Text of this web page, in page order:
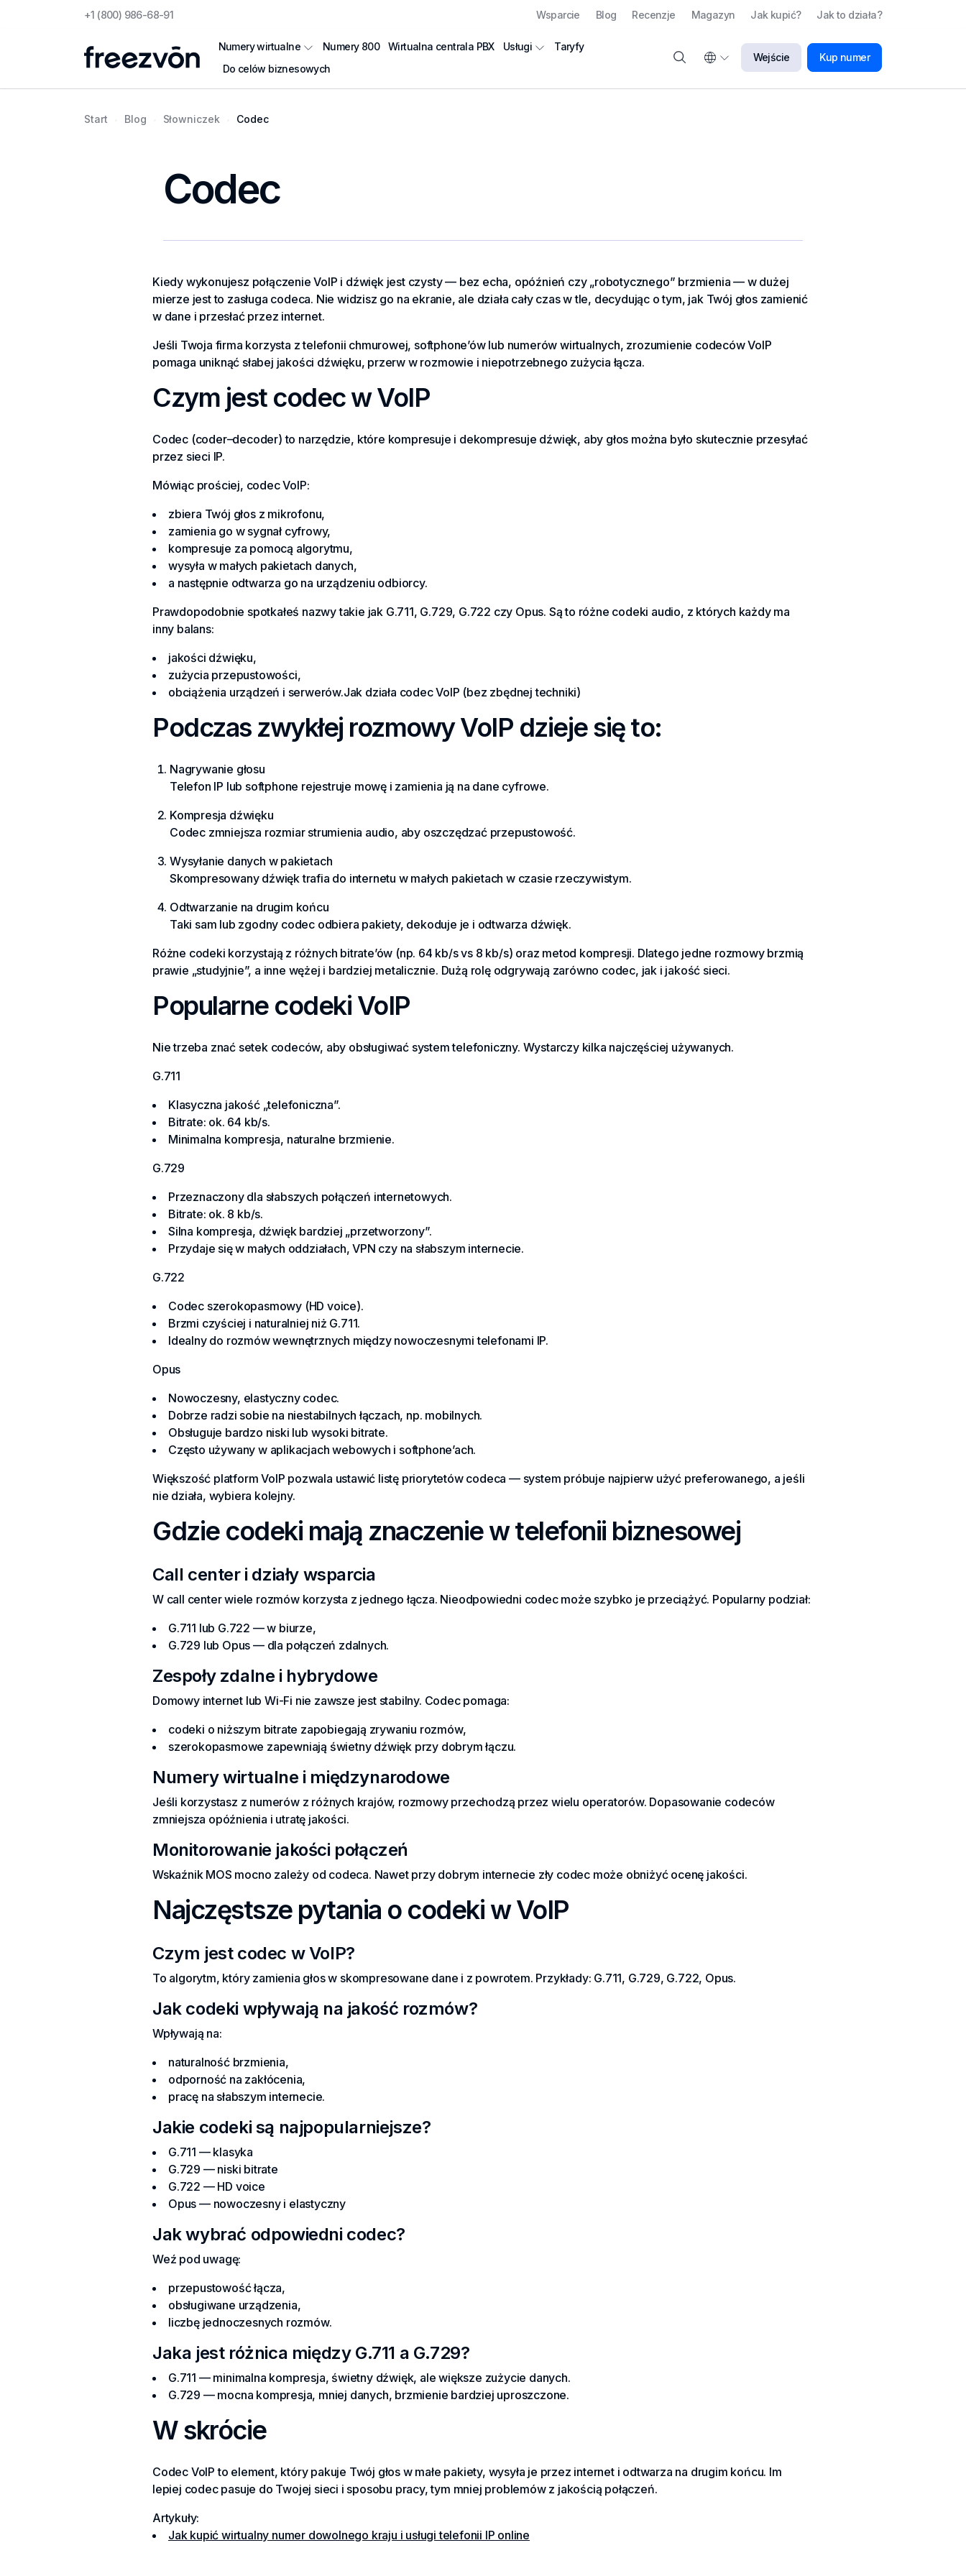
+1 (800) 986-68-91 Wsparcie Blog Recenzje Magazyn Jak kupić? Jak to działa?
Wejście Kup numer
Numery wirtualne Numery 800 Wirtualna centrala PBX Usługi
Taryfy
Do celów biznesowych
Start Blog Słowniczek Codec
Codec
Kiedy wykonujesz połączenie VoIP i dźwięk jest czysty — bez echa, opóźnień czy „robotycznego” brzmienia — w dużej
mierze jest to zasługa codeca. Nie widzisz go na ekranie, ale działa cały czas w tle, decydując o tym, jak Twój głos zamienić
w dane i przesłać przez internet.
Jeśli Twoja firma korzysta z telefonii chmurowej, softphone’ów lub numerów wirtualnych, zrozumienie codeców VoIP
pomaga uniknąć słabej jakości dźwięku, przerw w rozmowie i niepotrzebnego zużycia łącza.
Czym jest codec w VoIP
Codec (coder–decoder) to narzędzie, które kompresuje i dekompresuje dźwięk, aby głos można było skutecznie przesyłać
przez sieci IP.
Mówiąc prościej, codec VoIP:
zbiera Twój głos z mikrofonu,
zamienia go w sygnał cyfrowy,
kompresuje za pomocą algorytmu,
wysyła w małych pakietach danych,
a następnie odtwarza go na urządzeniu odbiorcy.
Prawdopodobnie spotkałeś nazwy takie jak G.711, G.729, G.722 czy Opus. Są to różne codeki audio, z których każdy ma
inny balans:
jakości dźwięku,
zużycia przepustowości,
obciążenia urządzeń i serwerów.Jak działa codec VoIP (bez zbędnej techniki)
Podczas zwykłej rozmowy VoIP dzieje się to:
Nagrywanie głosu
Telefon IP lub softphone rejestruje mowę i zamienia ją na dane cyfrowe.
Kompresja dźwięku
Codec zmniejsza rozmiar strumienia audio, aby oszczędzać przepustowość.
Wysyłanie danych w pakietach
Skompresowany dźwięk trafia do internetu w małych pakietach w czasie rzeczywistym.
Odtwarzanie na drugim końcu
Taki sam lub zgodny codec odbiera pakiety, dekoduje je i odtwarza dźwięk.
Różne codeki korzystają z różnych bitrate’ów (np. 64 kb/s vs 8 kb/s) oraz metod kompresji. Dlatego jedne rozmowy brzmią
prawie „studyjnie”, a inne wężej i bardziej metalicznie. Dużą rolę odgrywają zarówno codec, jak i jakość sieci.
Popularne codeki VoIP
Nie trzeba znać setek codeców, aby obsługiwać system telefoniczny. Wystarczy kilka najczęściej używanych.
G.711
Klasyczna jakość „telefoniczna”.
Bitrate: ok. 64 kb/s.
Minimalna kompresja, naturalne brzmienie.
G.729
Przeznaczony dla słabszych połączeń internetowych.
Bitrate: ok. 8 kb/s.
Silna kompresja, dźwięk bardziej „przetworzony”.
Przydaje się w małych oddziałach, VPN czy na słabszym internecie.
G.722
Codec szerokopasmowy (HD voice).
Brzmi czyściej i naturalniej niż G.711.
Idealny do rozmów wewnętrznych między nowoczesnymi telefonami IP.
Opus
Nowoczesny, elastyczny codec.
Dobrze radzi sobie na niestabilnych łączach, np. mobilnych.
Obsługuje bardzo niski lub wysoki bitrate.
Często używany w aplikacjach webowych i softphone’ach.
Większość platform VoIP pozwala ustawić listę priorytetów codeca — system próbuje najpierw użyć preferowanego, a jeśli
nie działa, wybiera kolejny.
Gdzie codeki mają znaczenie w telefonii biznesowej
Call center i działy wsparcia
W call center wiele rozmów korzysta z jednego łącza. Nieodpowiedni codec może szybko je przeciążyć. Popularny podział:
G.711 lub G.722 — w biurze,
G.729 lub Opus — dla połączeń zdalnych.
Zespoły zdalne i hybrydowe
Domowy internet lub Wi-Fi nie zawsze jest stabilny. Codec pomaga:
codeki o niższym bitrate zapobiegają zrywaniu rozmów,
szerokopasmowe zapewniają świetny dźwięk przy dobrym łączu.
Numery wirtualne i międzynarodowe
Jeśli korzystasz z numerów z różnych krajów, rozmowy przechodzą przez wielu operatorów. Dopasowanie codeców
zmniejsza opóźnienia i utratę jakości.
Monitorowanie jakości połączeń
Wskaźnik MOS mocno zależy od codeca. Nawet przy dobrym internecie zły codec może obniżyć ocenę jakości.
Najczęstsze pytania o codeki w VoIP
Czym jest codec w VoIP?
To algorytm, który zamienia głos w skompresowane dane i z powrotem. Przykłady: G.711, G.729, G.722, Opus.
Jak codeki wpływają na jakość rozmów?
Wpływają na:
naturalność brzmienia,
odporność na zakłócenia,
pracę na słabszym internecie.
Jakie codeki są najpopularniejsze?
G.711 — klasyka
G.729 — niski bitrate
G.722 — HD voice
Opus — nowoczesny i elastyczny
Jak wybrać odpowiedni codec?
Weź pod uwagę:
przepustowość łącza,
obsługiwane urządzenia,
liczbę jednoczesnych rozmów.
Jaka jest różnica między G.711 a G.729?
G.711 — minimalna kompresja, świetny dźwięk, ale większe zużycie danych.
G.729 — mocna kompresja, mniej danych, brzmienie bardziej uproszczone.
W skrócie
Codec VoIP to element, który pakuje Twój głos w małe pakiety, wysyła je przez internet i odtwarza na drugim końcu. Im
lepiej codec pasuje do Twojej sieci i sposobu pracy, tym mniej problemów z jakością połączeń.
Artykuły:
Jak kupić wirtualny numer dowolnego kraju i usługi telefonii IP online